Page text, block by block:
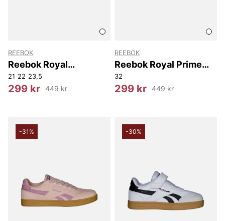
REEBOK
Reebok Royal
Complete Cln 2.0 Two
Strap
21 22 23,5
299 kr 449 kr
REEBOK
Reebok Royal Prime
2.0 Two Strap
32
299 kr 449 kr
-31% -30%